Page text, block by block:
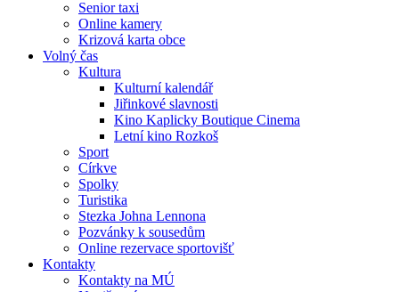
Senior taxi
Online kamery
Krizová karta obce
Volný čas
Kultura
Kulturní kalendář
Jiřinkové slavnosti
Kino Kaplicky Boutique Cinema
Letní kino Rozkoš
Sport
Církve
Spolky
Turistika
Stezka Johna Lennona
Pozvánky k sousedům
Online rezervace sportovišť
Kontakty
Kontakty na MÚ